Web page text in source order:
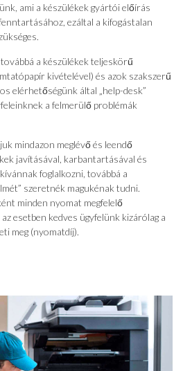
ami a készülékek gyártói előírás
ezáltal a kifogástalan
a készülékek teljeskörű
kivételével) és azok szakszerű
elérhetőségünk által „help-desk”
a felmerülő problémák
mindazon meglévő és leendő
javításával, karbantartásával és
foglalkozni, továbbá a
szeretnék magukénak tudni.
minden nyomat megfelelő
esetben kedves ügyfelünk kizárólag a
meg (nyomatdíj).